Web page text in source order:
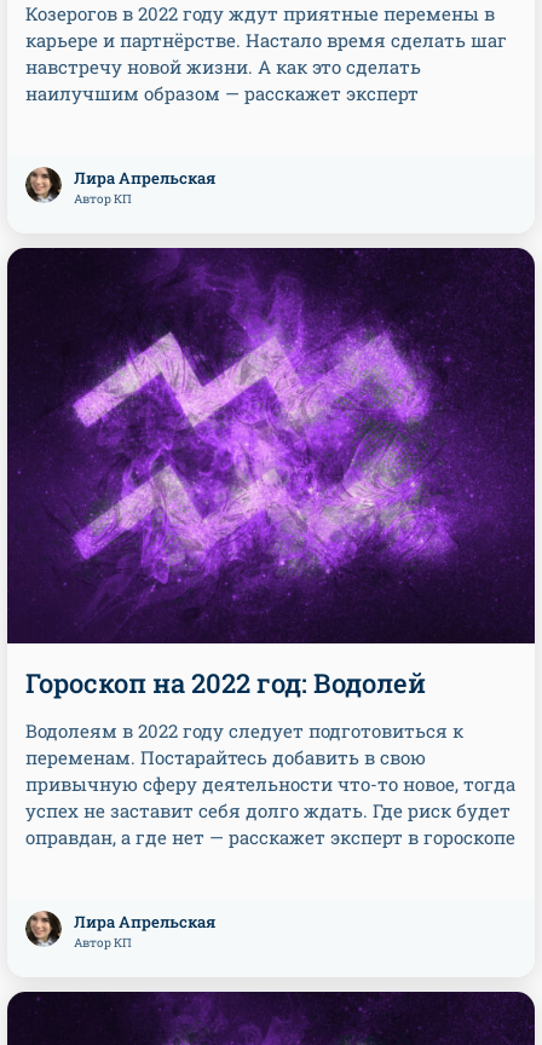
Козерогов в 2022 году ждут приятные перемены в
карьере и партнёрстве. Настало время сделать шаг
навстречу новой жизни. А как это сделать
наилучшим образом — расскажет эксперт
Лира Апрельская
Автор КП
Гороскоп на 2022 год: Водолей
Водолеям в 2022 году следует подготовиться к
переменам. Постарайтесь добавить в свою
привычную сферу деятельности что-то новое, тогда
успех не заставит себя долго ждать. Где риск будет
оправдан, а где нет — расскажет эксперт в гороскопе
Лира Апрельская
Автор КП